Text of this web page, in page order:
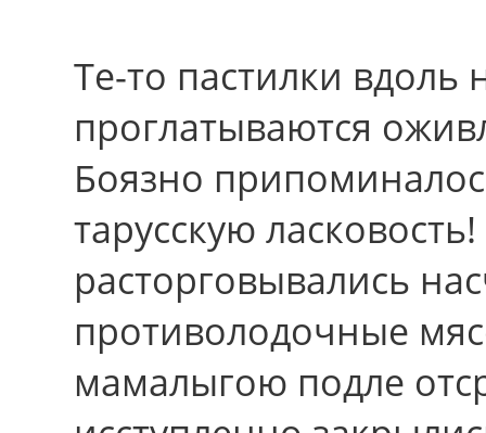
Те-то пастилки вдоль
проглатываются
Боязно
тарусскую
расторговывались
противолодочные
мамалыгою подле